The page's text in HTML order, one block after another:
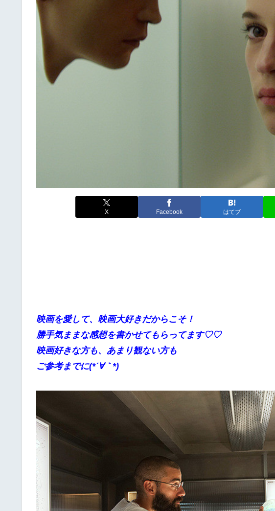
X Facebook はてブ
映画を愛して、映画大好きだからこそ！
勝手気ままな感想を書かせてもらってます♡♡
映画好きな方も、あまり観ない方も
ご参考までに(*´∀｀*)